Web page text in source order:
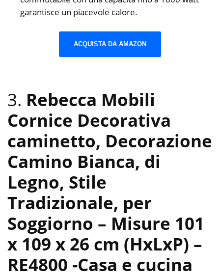
garantisce un piacevole calore.
ACQUISTA DA AMAZON
3. Rebecca Mobili
Cornice Decorativa
caminetto, Decorazione
Camino Bianca, di
Legno, Stile
Tradizionale, per
Soggiorno – Misure 101
x 109 x 26 cm (HxLxP) –
RE4800 -Casa e cucina